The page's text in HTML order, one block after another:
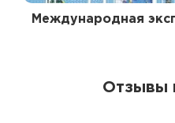
Международная
Отзывы